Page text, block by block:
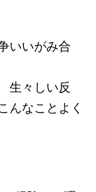
いいがみ合
生々しい反
んなことよく